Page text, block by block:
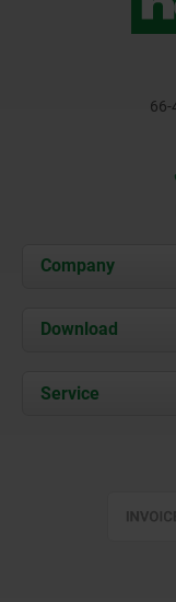
66-
Company
About us
Contact
Download
Service